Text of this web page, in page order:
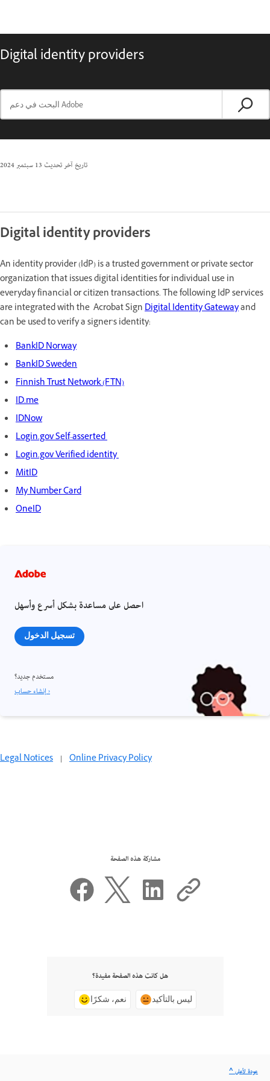
Digital identity providers
تاريخ آخر تحديث13 سبتمبر 2024
Digital identity providers
An identity provider (IdP) is a trusted government or private sector
organization that issues digital identities for individual use in
everyday financial or citizen transactions. The following IdP services
are integrated with the Acrobat SignDigital Identity Gatewayand
can be used to verify a signer’s identity:
BankID Norway
BankID Sweden
Finnish Trust Network (FTN)
ID.me
IDNow
Login.gov Self-asserted
Login.gov Verified identity
MitID
My Number Card
OneID
احصل على مساعدة بشكل أسرع وأسهل
تسجيل الدخول
مستخدم جديد؟
إنشاء حساب ›
Legal Notices | Online Privacy Policy
مشاركة هذه الصفحة
هل كانت هذه الصفحة مفيدة؟
نعم، شكرًا ليس بالتأكيد
^ عودة لأعلى